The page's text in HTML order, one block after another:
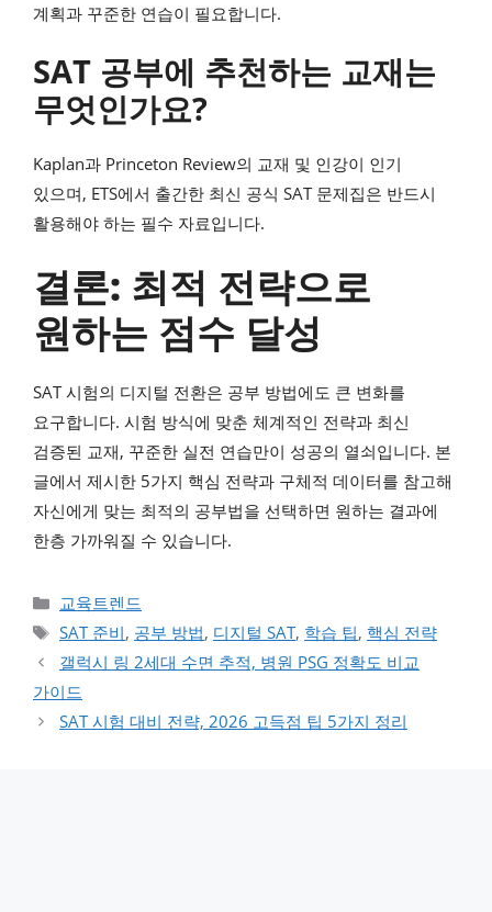
계획과 꾸준한 연습이 필요합니다.
SAT 공부에 추천하는 교재는
무엇인가요?
Kaplan과 Princeton Review의 교재 및 인강이 인기
있으며, ETS에서 출간한 최신 공식 SAT 문제집은 반드시
활용해야 하는 필수 자료입니다.
결론: 최적 전략으로
원하는 점수 달성
SAT 시험의 디지털 전환은 공부 방법에도 큰 변화를
요구합니다. 시험 방식에 맞춘 체계적인 전략과 최신
검증된 교재, 꾸준한 실전 연습만이 성공의 열쇠입니다. 본
글에서 제시한 5가지 핵심 전략과 구체적 데이터를 참고해
자신에게 맞는 최적의 공부법을 선택하면 원하는 결과에
한층 가까워질 수 있습니다.
카테고리
교육트렌드
태그
SAT 준비, 공부 방법, 디지털 SAT, 학습 팁, 핵심 전략
갤럭시 링 2세대 수면 추적, 병원 PSG 정확도 비교
가이드
SAT 시험 대비 전략, 2026 고득점 팁 5가지 정리